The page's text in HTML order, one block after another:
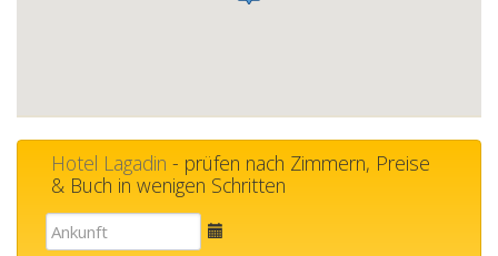
Hotel Lagadin - prüfen nach Zimmern, Preise
& Buch in wenigen Schritten
E-
mail